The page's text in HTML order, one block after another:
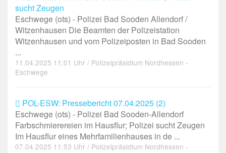
sucht Zeugen
Eschwege (ots) - Polizei Bad Sooden Allendorf /
Witzenhausen Die Beamten der Polizeistation
Witzenhausen und vom Polizeiposten in Bad Sooden
...
11.04.2025 11:01 Uhr / Polizeipräsidium Nordhessen -
Eschwege
POL-ESW: Pressebericht 07.04.2025 (2)
Eschwege (ots) - Polizei Bad Sooden-Allendorf
Farbschmierereien im Hausflur; Polizei sucht Zeugen
Im Hausflur eines Mehrfamilienhauses in de ...
07.04.2025 11:53 Uhr / Polizeipräsidium Nordhessen -